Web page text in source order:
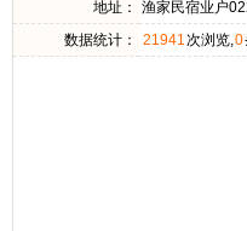
地址：
渔家民宿业户
数据统计：
21941 次浏览,0